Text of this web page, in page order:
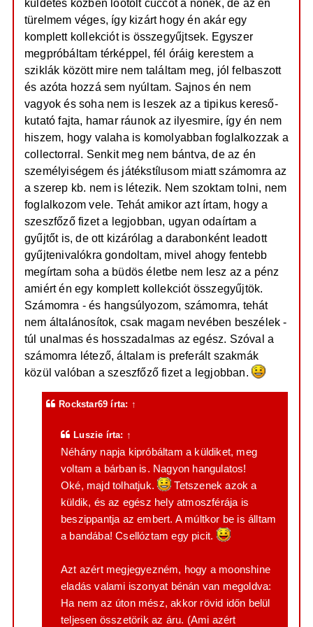
küldetés közben lootolt cuccot a nőnek, de az én
türelmem véges, így kizárt hogy én akár egy
komplett kollekciót is összegyűjtsek. Egyszer
megpróbáltam térképpel, fél óráig kerestem a
sziklák között mire nem találtam meg, jól felbaszott
és azóta hozzá sem nyúltam. Sajnos én nem
vagyok és soha nem is leszek az a tipikus kereső-
kutató fajta, hamar ráunok az ilyesmire, így én nem
hiszem, hogy valaha is komolyabban foglalkozzak a
collectorral. Senkit meg nem bántva, de az én
személyiségem és játékstílusom miatt számomra az
a szerep kb. nem is létezik. Nem szoktam tolni, nem
foglalkozom vele. Tehát amikor azt írtam, hogy a
szeszfőző fizet a legjobban, ugyan odaírtam a
gyűjtőt is, de ott kizárólag a darabonként leadott
gyűjtenivalókra gondoltam, mivel ahogy fentebb
megírtam soha a büdös életbe nem lesz az a pénz
amiért én egy komplett kollekciót összegyűjtök.
Számomra - és hangsúlyozom, számomra, tehát
nem általánosítok, csak magam nevében beszélek -
túl unalmas és hosszadalmas az egész. Szóval a
számomra létező, általam is preferált szakmák
közül valóban a szeszfőző fizet a legjobban.
Rockstar69 írta: ↑
Luszie írta: ↑
Néhány napja kipróbáltam a küldiket, meg
voltam a bárban is. Nagyon hangulatos!
Oké, majd tolhatjuk.
Tetszenek azok a
küldik, és az egész hely atmoszférája is
beszippantja az embert. A múltkor be is álltam
a bandába! Csellóztam egy picit.
Azt azért megjegyezném, hogy a moonshine
eladás valami iszonyat bénán van megoldva:
Ha nem az úton mész, akkor rövid időn belül
teljesen összetörik az áru. (Ami azért